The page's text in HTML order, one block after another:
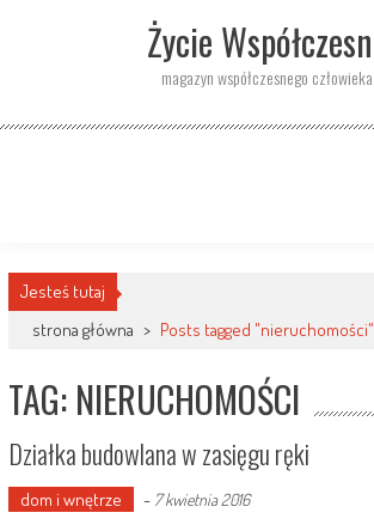
Życie
magazyn współczesnego człowieka
Jesteś tutaj
strona główna > Posts tagged "nieruchomości"
TAG: NIERUCHOMOŚCI
Działka budowlana w zasięgu ręki
dom i wnętrze - 7 kwietnia 2016